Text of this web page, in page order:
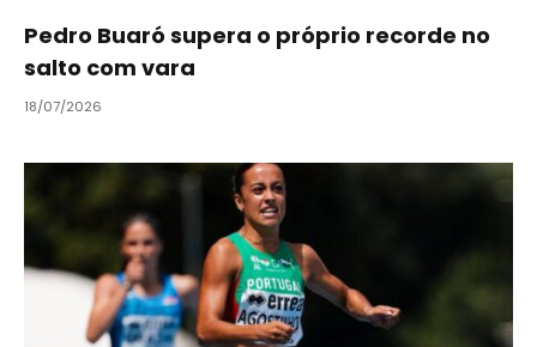
Pedro Buaró supera o próprio recorde no
salto com vara
18/07/2026